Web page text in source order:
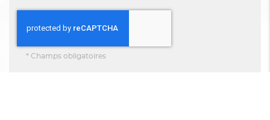
* Champs obligatoires